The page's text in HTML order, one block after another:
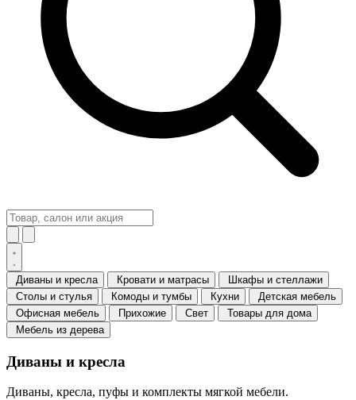
Диваны и кресла Кровати и матрасы
Шкафы и стеллажи
Столы и стулья
Комоды и тумбы Кухни
Детская мебель
Офисная мебель
Прихожие Свет
Товары для дома
Мебель из дерева
Диваны и кресла
Диваны, кресла, пуфы и комплекты мягкой мебели.